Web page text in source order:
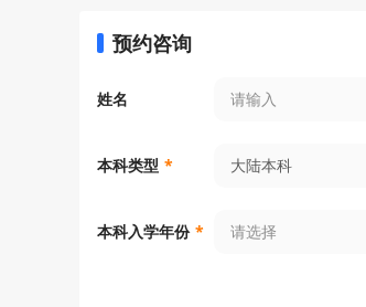
预约咨询
姓名
本科类型 * 大陆本科
本科入学年份 * 请选择